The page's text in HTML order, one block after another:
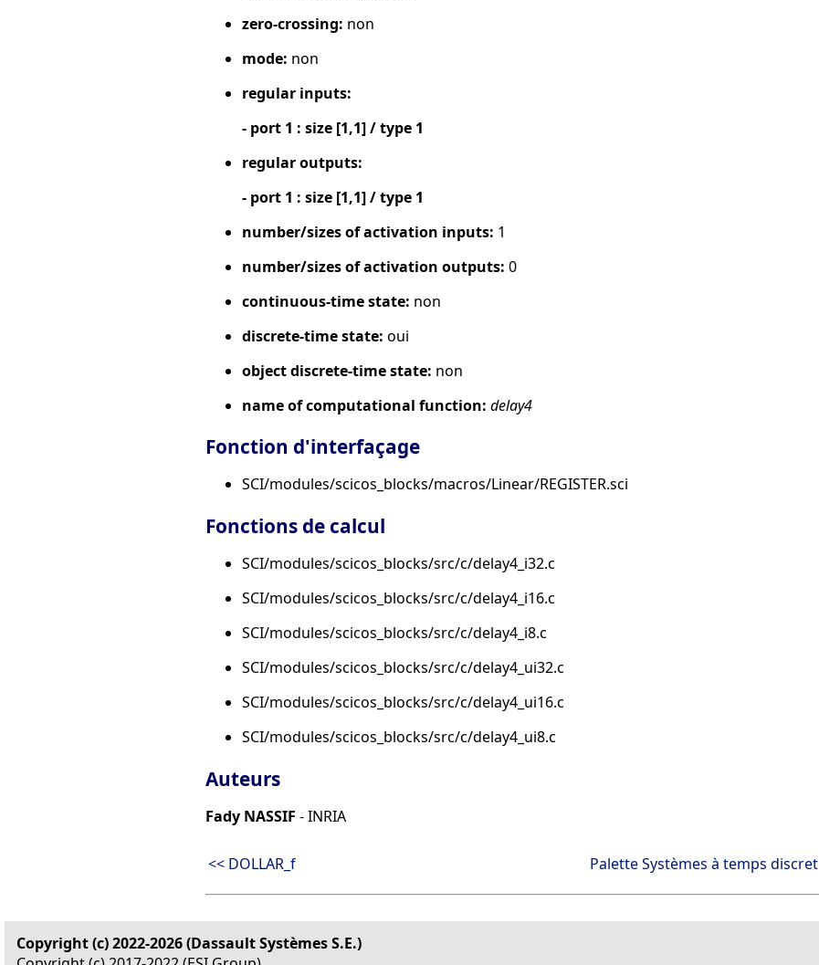
zero-crossing: non
mode: non
regular inputs:
- port 1 : size [1,1] / type 1
regular outputs:
- port 1 : size [1,1] / type 1
number/sizes of activation inputs: 1
number/sizes of activation outputs: 0
continuous-time state: non
discrete-time state: oui
object discrete-time state: non
name of computational function: delay4
Fonction d'interfaçage
SCI/modules/scicos_blocks/macros/Linear/REGISTER.sci
Fonctions de calcul
SCI/modules/scicos_blocks/src/c/delay4_i32.c
SCI/modules/scicos_blocks/src/c/delay4_i16.c
SCI/modules/scicos_blocks/src/c/delay4_i8.c
SCI/modules/scicos_blocks/src/c/delay4_ui32.c
SCI/modules/scicos_blocks/src/c/delay4_ui16.c
SCI/modules/scicos_blocks/src/c/delay4_ui8.c
Auteurs
Fady NASSIF - INRIA
<< DOLLAR_f Palette Systèmes à temps discret
Copyright (c) 2022-2026 (Dassault Systèmes S.E.)